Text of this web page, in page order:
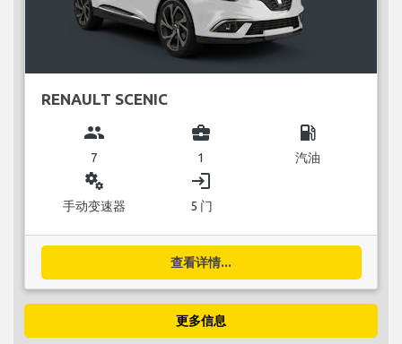
RENAULT SCENIC
group
7
business_center
1
local_gas_station
汽油
miscellaneous_services
手动变速器
login
5 门
查看详情...
更多信息